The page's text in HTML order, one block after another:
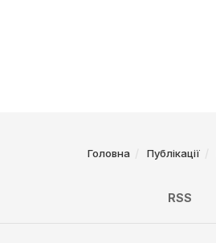
Головна Публікації
RSS